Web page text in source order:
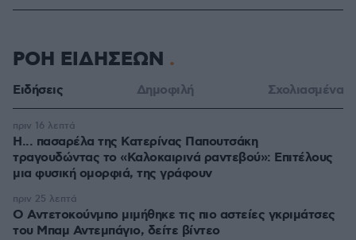
ΡΟΗ ΕΙΔΗΣΕΩΝ
Ειδήσεις Δημοφιλή Σχολιασμένα
Η... πασαρέλα της Κατερίνας Παπουτσάκη
τραγουδώντας το «Καλοκαιρινά ραντεβού»: Επιτέλους
μια φυσική ομορφιά, της γράφουν
πριν 16 λεπτά
Ο Αντετοκούνμπο μιμήθηκε τις πιο αστείες γκριμάτσες
του Μπαμ Αντεμπάγιο, δείτε βίντεο
πριν 25 λεπτά